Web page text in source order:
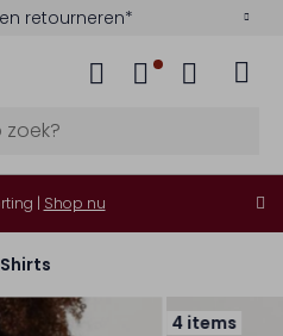
retourneren*
| Shop nu
4 items